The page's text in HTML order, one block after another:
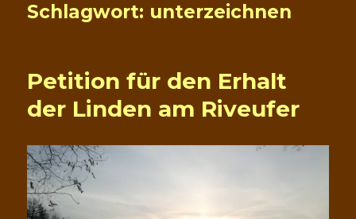
Schlagwort: unterzeichnen
Petition für den Erhalt
der Linden am Riveufer